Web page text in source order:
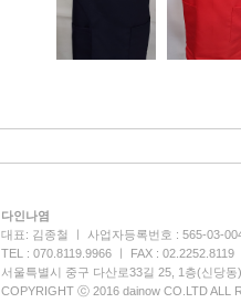
다인나염
대표: 김종철 ㅣ 사업자등록번호 : 565-03-
TEL : 070.8119.9966 ㅣ FAX : 02.2252.8119
서울특별시 중구 다산로33길 25, 1층(신당동)
COPYRIGHT ⓒ 2016 dainow CO.LTD ALL